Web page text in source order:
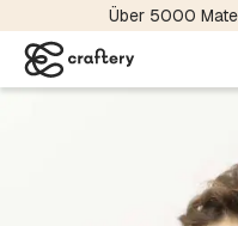
Über 5000